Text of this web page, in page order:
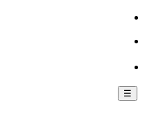
☰